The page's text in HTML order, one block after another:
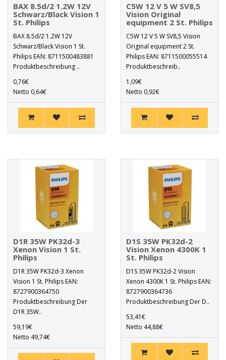
BAX 8.5d/2 1.2W 12V
Schwarz/Black Vision 1
St. Philips
BAX 8.5d/2 1.2W 12V
Schwarz/Black Vision 1 St.
Philips EAN: 8711500483881
Produktbeschreibung ..
0,76€
Netto 0,64€
C5W 12 V 5 W SV8,5
Vision Original
equipment 2 St. Philips
C5W 12 V 5 W SV8,5 Vision
Original equipment 2 St.
Philips EAN: 8711500055514
Produktbeschreib..
1,09€
Netto 0,92€
D1R 35W PK32d-3
Xenon Vision 1 St.
Philips
D1R 35W PK32d-3 Xenon
Vision 1 St. Philips EAN:
8727900364750
Produktbeschreibung Der
D1R 35W..
59,19€
Netto 49,74€
D1S 35W PK32d-2
Vision Xenon 4300K 1
St. Philips
D1S 35W PK32d-2 Vision
Xenon 4300K 1 St. Philips EAN:
8727900364736
Produktbeschreibung Der D..
53,41€
Netto 44,88€